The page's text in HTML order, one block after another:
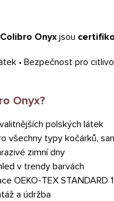
Colibro Onyx jsou
• Bezpečnost pro
Onyx?
polských látek
všechny typy kočárků,
zimní dny
v trendy barvách
OEKO-TEX STANDARD
a údržba